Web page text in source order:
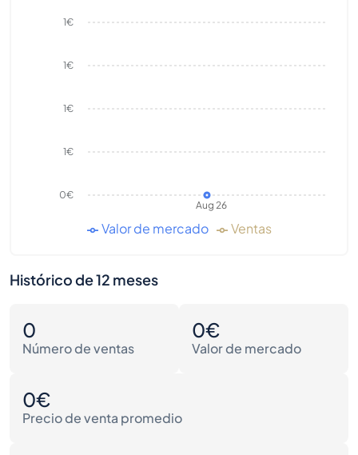
Aug 26
0€
1€
1€
1€
1€
Valor de mercado Ventas
Histórico de 12 meses
0
Número de ventas
0€
Valor de mercado
0€
Precio de venta promedio